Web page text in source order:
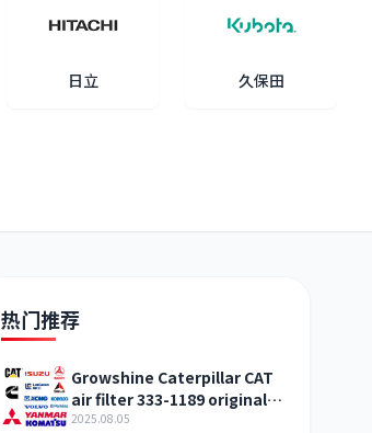
日立 久保田
卡尔玛 杰西博
热门推荐
Growshine Caterpillar CAT
air filter 333-1189 original
straight hair Qinghai
2025.08.05